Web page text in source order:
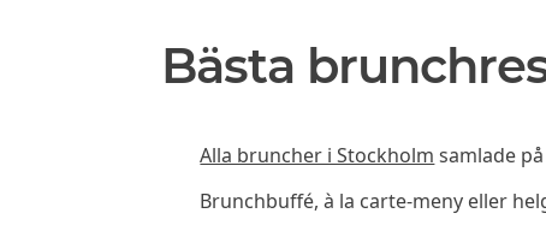
Bästa
Alla bruncher i Stockholm samlade
Brunchbuffé, à la carte-meny eller